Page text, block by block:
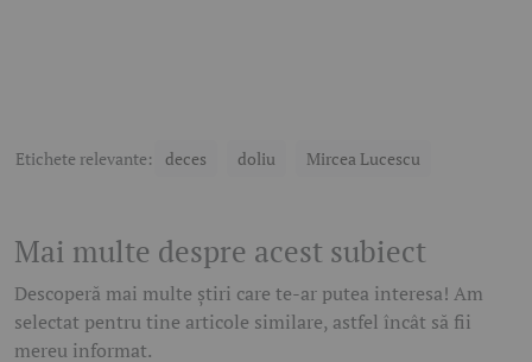
Etichete relevante: deces doliu Mircea Lucescu
Mai multe despre acest subiect
Descoperă mai multe știri care te-ar putea interesa! Am
selectat pentru tine articole similare, astfel încât să fii
mereu informat.